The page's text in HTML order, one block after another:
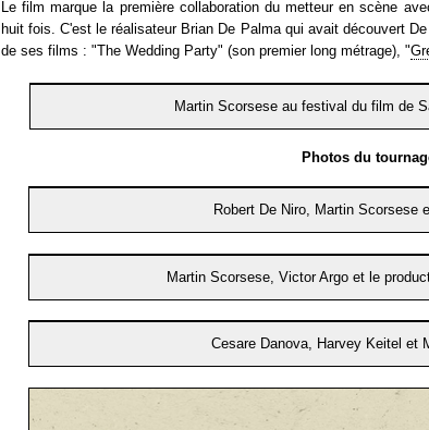
Le film marque la première collaboration du metteur en scène
huit fois. C'est le réalisateur Brian De Palma qui avait découvert
de ses films : "The Wedding Party" (son premier long métrage), "
Martin Scorsese au festival du film de
Photos du
Robert De Niro, Martin Scorsese
Martin Scorsese, Victor Argo et le
Cesare Danova, Harvey Keitel et